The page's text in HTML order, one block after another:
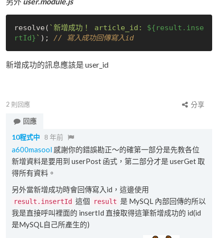
resolve( `新增成功！ article_id: ${result.inse
rtId}` ); // 寫入成功回傳寫入id
新增成功的訊息應該是 user_id
2 則回應
分享
回應
10程式中 8 年前
a600masool 感謝你的錯誤勘正～的確第一部分是先教各位
新增資料是要用到 userPost 函式，第二部分才是 userGet 取
得所有資料。
另外當新增成功時會回傳寫入id，這邊使用
result.insertId 這個 result 是 MySQL 內部回傳的所以
我是直接呼叫裡面的 insertId 直接取得這筆新增成功的 id(id
是MySQL自己所產生的)